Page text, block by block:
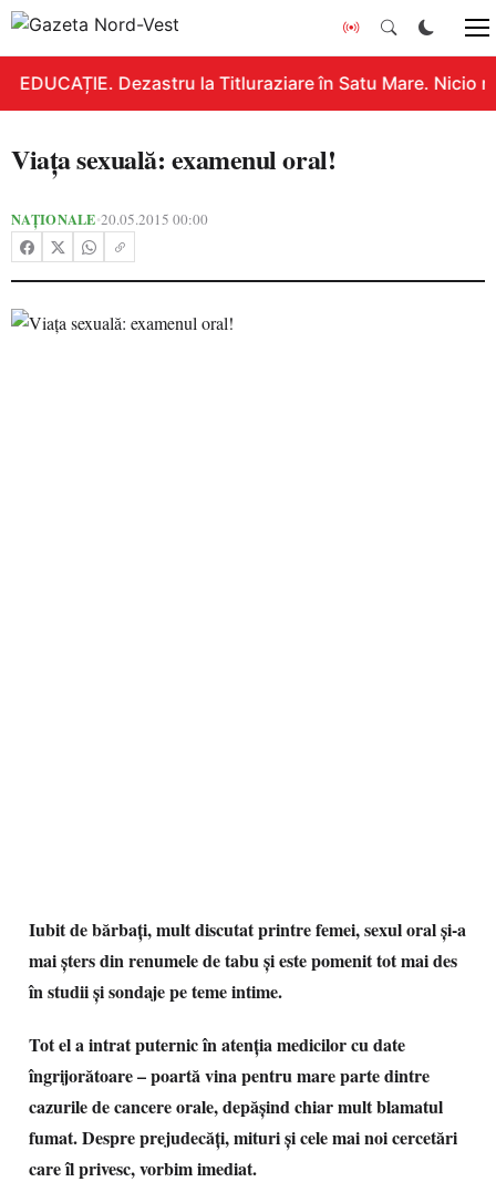
EDUCAȚIE. Dezastru la Titluraziare în Satu Mare. Nicio
Viaţa sexuală: examenul oral!
NAȚIONALE•20.05.2015 00:00
Iubit de bărbaţi, mult discutat printre femei, sexul oral şi-a
mai şters din renumele de tabu şi este pomenit tot mai des
în studii şi sondaje pe teme intime.
Tot el a intrat puternic în atenţia medicilor cu date
îngrijorătoare – poartă vina pentru mare parte dintre
cazurile de cancere orale, depăşind chiar mult blamatul
fumat. Despre prejudecăţi, mituri şi cele mai noi cercetări
care îl privesc, vorbim imediat.